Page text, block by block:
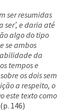
ser resumidas
ser’, e daria até
algo do tipo
se ambos
da
tempos e
os dois sem
a respeito, o
este texto como
(p. 146)